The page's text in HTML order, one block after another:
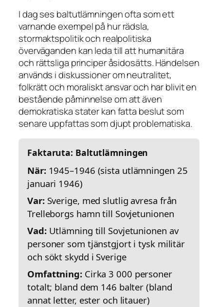
I dag ses baltutlämningen ofta som ett
varnande exempel på hur rädsla,
stormaktspolitik och realpolitiska
överväganden kan leda till att humanitära
och rättsliga principer åsidosätts. Händelsen
används i diskussioner om neutralitet,
folkrätt och moraliskt ansvar och har blivit en
bestående påminnelse om att även
demokratiska stater kan fatta beslut som
senare uppfattas som djupt problematiska.
Faktaruta: Baltutlämningen
När:1945–1946 (sista utlämningen 25
januari 1946)
Var:Sverige, med slutlig avresa från
Trelleborgs hamn till Sovjetunionen
Vad:Utlämning till Sovjetunionen av
personer som tjänstgjort i tysk militär
och sökt skydd i Sverige
Omfattning:Cirka 3 000 personer
totalt; bland dem 146 balter (bland
annat letter, ester och litauer)